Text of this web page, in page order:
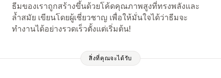
ธีมของเราถูกสร้างขึ้นด้วยโค้ดคุณภาพสูงที่ทรงพลังและ
ล้ำสมัย เขียนโดยผู้เชี่ยวชาญ เพื่อให้มั่นใจได้ว่าธีมจะ
ทำงานได้อย่างรวดเร็วตั้งแต่เริ่มต้น!
สิ่งที่คุณจะได้รับ